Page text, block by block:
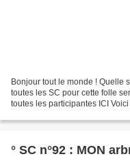
Bonjour tout le monde ! Quelle
toutes les SC pour cette folle
toutes les participantes ICI
° SC n°92 : MON